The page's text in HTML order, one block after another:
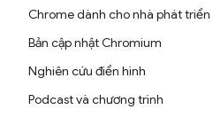
Chrome dành cho nhà phát triển
Bản cập nhật Chromium
Nghiên cứu điển hình
Podcast và chương trình